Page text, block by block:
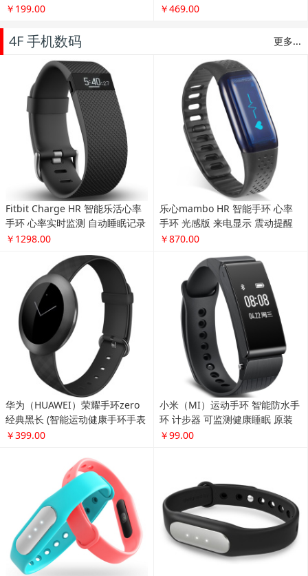
￥199.00
￥469.00
更多...
4F 手机数码
Fitbit Charge HR 智能乐活心率
手环 心率实时监测 自动睡眠记录
来电显示 运动蓝牙手表计步器 黑
￥1298.00
乐心mambo HR 智能手环 心率
手环 光感版 来电显示 震动提醒
计步 防水 专业运动手环 微信互
￥870.00
华为（HUAWEI）荣耀手环zero
经典黑长 (智能运动健康手环手表
触控屏幕8级防水 信息查看)
￥399.00
小米（MI）运动手环 智能防水手
环 计步器 可监测健康睡眠 原装
手环(光感版心率手环)
￥99.00